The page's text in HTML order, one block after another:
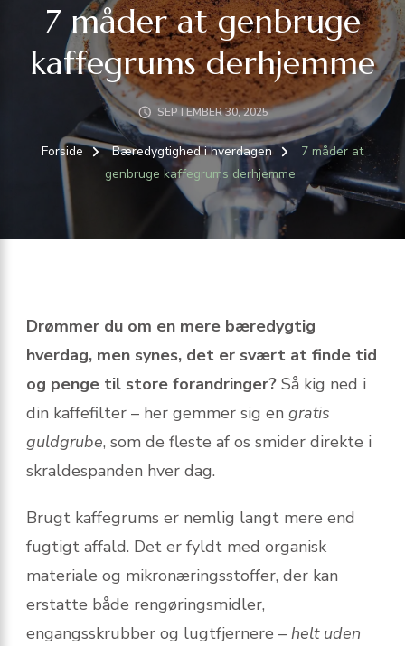
7 måder at genbruge
kaffegrums derhjemme
SEPTEMBER 30, 2025
Forside Bæredygtighed i hverdagen
7 måder at
genbruge kaffegrums derhjemme
Drømmer du om en mere bæredygtig
hverdag, men synes, det er svært at finde tid
og penge til store forandringer? Så kig ned i
din kaffefilter – her gemmer sig en gratis
guldgrube, som de fleste af os smider direkte i
skraldespanden hver dag.
Brugt kaffegrums er nemlig langt mere end
fugtigt affald. Det er fyldt med organisk
materiale og mikronæringsstoffer, der kan
erstatte både rengøringsmidler,
engangsskrubber og lugtfjernere – helt uden